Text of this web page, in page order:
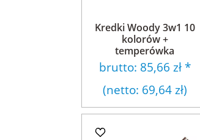
Kredki Woody 3w1 10
kolorów +
temperówka
brutto: 85,66 zł*
(netto: 69,64 zł)